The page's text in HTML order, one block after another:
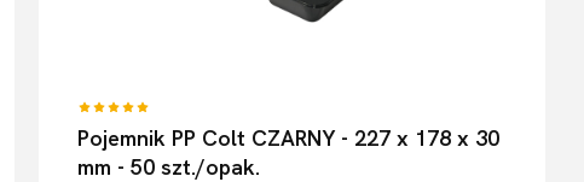
Pojemnik PP Colt CZARNY - 227 x 178 x 30
mm - 50 szt./opak.